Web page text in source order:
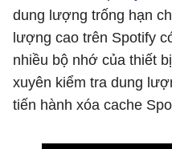
dung lượng trống hạn
lượng cao trên Spotify
nhiều bộ nhớ của thiết
xuyên kiểm tra dung
tiến hành xóa cache